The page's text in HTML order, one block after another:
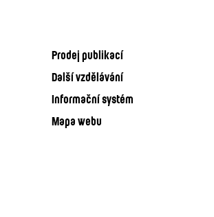
Prodej publikací
Další vzdělávání
Informační systém
Mapa webu